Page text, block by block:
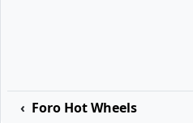
Foro Hot Wheels